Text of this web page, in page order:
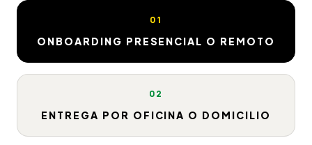
01
ONBOARDING PRESENCIAL O REMOTO
02
ENTREGA POR OFICINA O DOMICILIO